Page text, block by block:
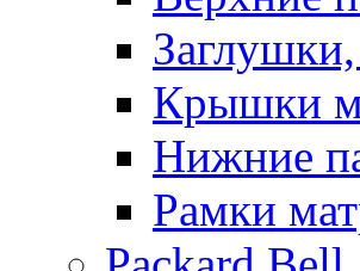
Крышки
Нижние
Рамки